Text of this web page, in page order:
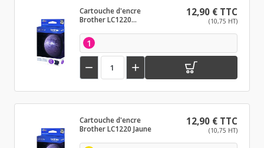
Cartouche d'encre
Brother LC1220
12,90 € TTC
(10,75 HT)
1
 
Cartouche d'encre
Brother LC1220 Jaune
12,90 € TTC
(10,75 HT)